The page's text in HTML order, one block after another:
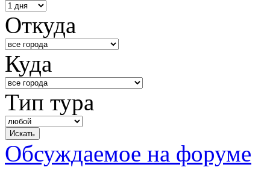
Откуда
Куда
Тип тура
Обсуждаемое на форуме